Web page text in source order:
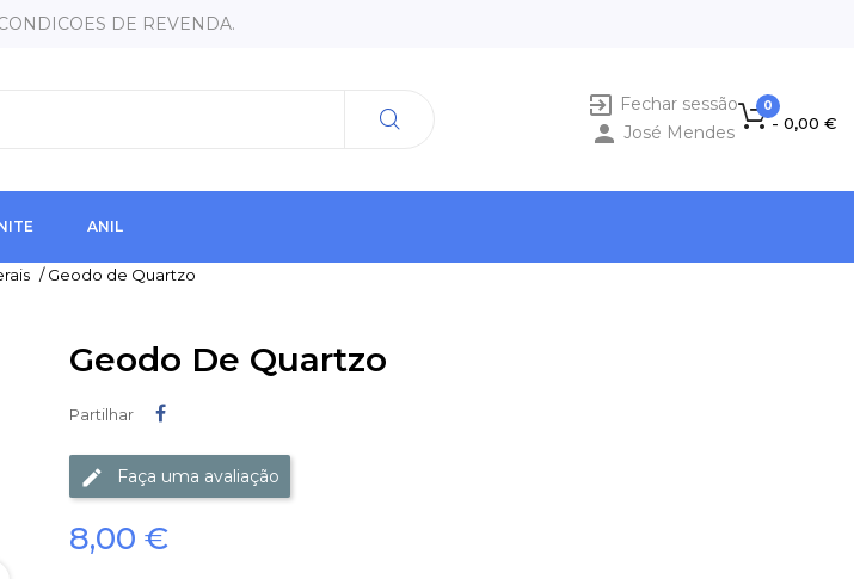
DE REVENDA.
0
- 0,00 €
 Fechar sessão
 José Mendes
ANIL
/ Geodo de Quartzo
Geodo De Quartzo
Partilhar
Faça uma avaliação
8,00 €